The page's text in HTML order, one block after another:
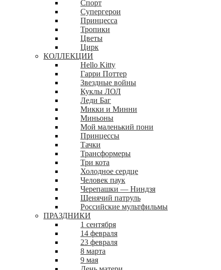
Спорт
Супергерои
Принцесса
Тропики
Цветы
Цирк
КОЛЛЕКЦИИ
Hello Kitty
Гарри Поттер
Звездные войны
Куклы ЛОЛ
Леди Баг
Микки и Минни
Миньоны
Мой маленький пони
Принцессы
Тачки
Трансформеры
Три кота
Холодное сердце
Человек паук
Черепашки — Ниндзя
Щенячий патруль
Российские мультфильмы
ПРАЗДНИКИ
1 сентября
14 февраля
23 февраля
8 марта
9 мая